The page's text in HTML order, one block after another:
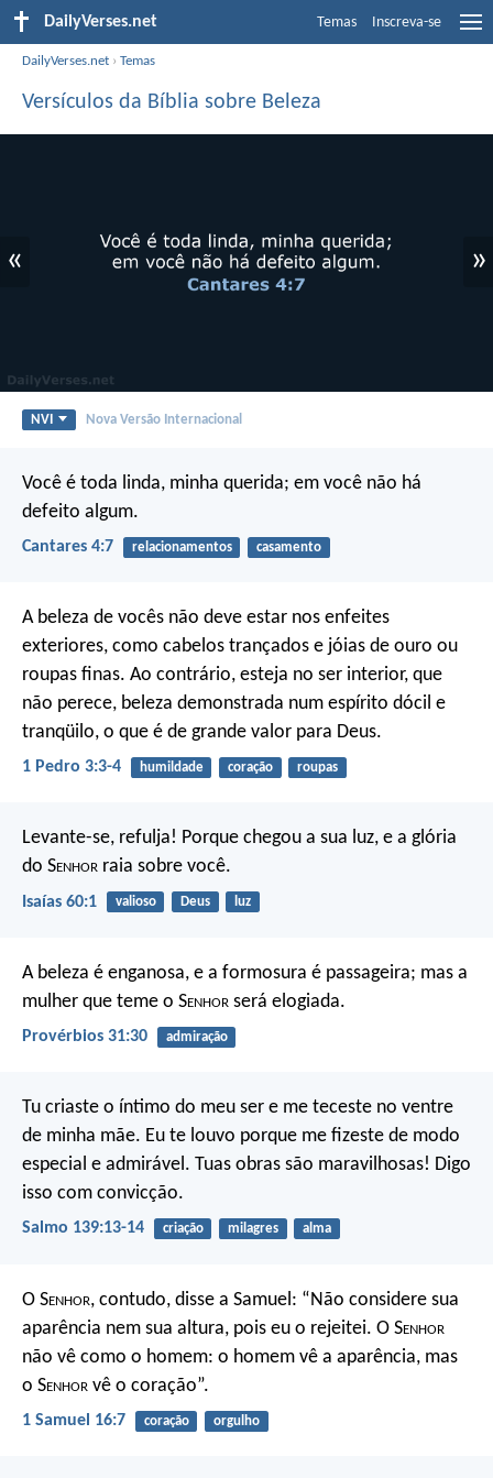
DailyVerses.net Temas Inscreva-se
DailyVerses.net ›Temas
Versículos da Bíblia sobre Beleza
« »
NVI Nova Versão Internacional
Você é toda linda, minha querida; em você não há
defeito algum.
Cantares 4:7 relacionamentos casamento
A beleza de vocês não deve estar nos enfeites
exteriores, como cabelos trançados e jóias de ouro ou
roupas finas. Ao contrário, esteja no ser interior, que
não perece, beleza demonstrada num espírito dócil e
tranqüilo, o que é de grande valor para Deus.
1 Pedro 3:3-4 humildade coração roupas
Levante-se, refulja! Porque chegou a sua luz, e a glória
do Senhor raia sobre você.
Isaías 60:1 valioso Deus luz
A beleza é enganosa, e a formosura é passageira; mas a
mulher que teme o Senhor será elogiada.
Provérbios 31:30 admiração
Tu criaste o íntimo do meu ser e me teceste no ventre
de minha mãe. Eu te louvo porque me fizeste de modo
especial e admirável. Tuas obras são maravilhosas! Digo
isso com convicção.
Salmo 139:13-14 criação milagres alma
O Senhor, contudo, disse a Samuel: “Não considere sua
aparência nem sua altura, pois eu o rejeitei. O Senhor
não vê como o homem: o homem vê a aparência, mas
o Senhor vê o coração”.
1 Samuel 16:7 coração orgulho